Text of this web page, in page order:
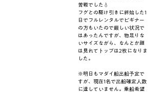
苦戦でした💧
フグとの駆け引きに終始した1
日でフルレンタルでビギナー
の方もいたので厳しい状況で
はあったんですが、物足りな
いサイズながら、なんとか顔
は見れてトップは2枚になりま
した。
※明日もマダイ船出船予定で
すが、現在1名で出船確定人数
に達していません。乗船希望